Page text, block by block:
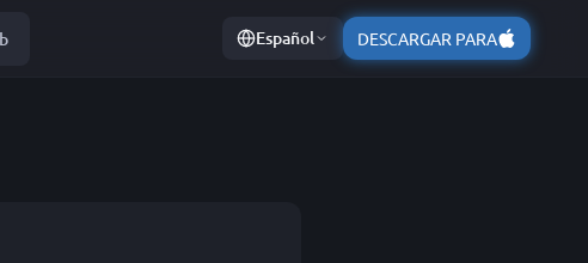
Español DESCARGAR PARA